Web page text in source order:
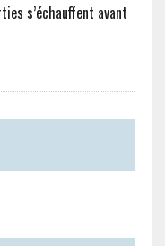
s’échauffent avant